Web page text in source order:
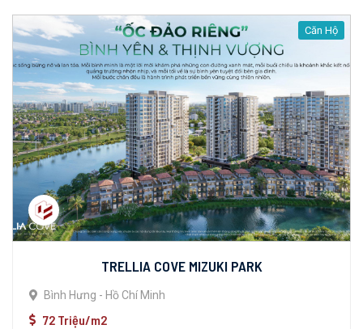
Căn Hộ
TRELLIA COVE MIZUKI PARK
Bình Hưng - Hồ Chí Minh
72 Triệu/m2